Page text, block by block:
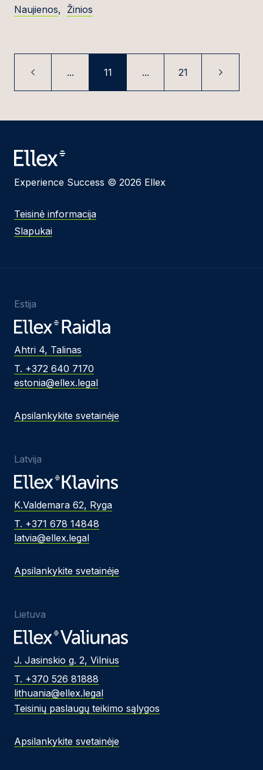
Naujienos, Žinios
... 11 ... 21
Experience Success © 2026 Ellex
Teisinė informacija
Slapukai
Estija
Ahtri 4, Talinas
T. +372 640 7170
estonia@ellex.legal
Apsilankykite svetainėje
Latvija
K.Valdemara 62, Ryga
T. +371 678 14848
latvia@ellex.legal
Apsilankykite svetainėje
Lietuva
J. Jasinskio g. 2, Vilnius
T. +370 526 81888
lithuania@ellex.legal
Teisinių paslaugų teikimo sąlygos
Apsilankykite svetainėje